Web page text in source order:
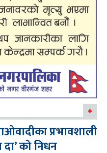
प्रभावशाली
को निधन